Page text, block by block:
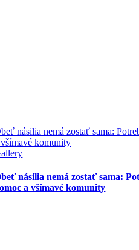
násilia nemá zostať sama:
komunity
násilia nemá zostať sama:
a všímavé komunity